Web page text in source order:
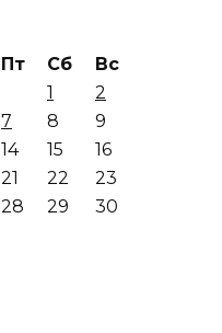
Пт Сб
Вс
1
2
7 8
9
14 15
16
21 22
23
28 29
30